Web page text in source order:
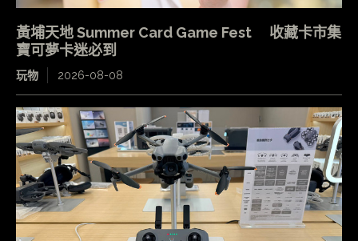
黃埔天地 Summer Card Game Fest 收藏卡市集
寶可夢卡迷必到
玩物 2026-08-08